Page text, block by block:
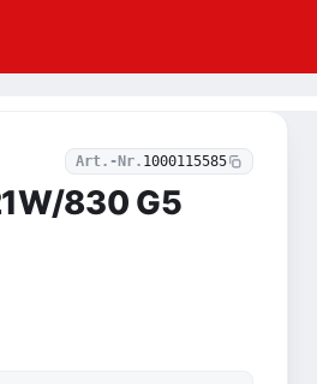
Art.-Nr. 1000115585
830 G5